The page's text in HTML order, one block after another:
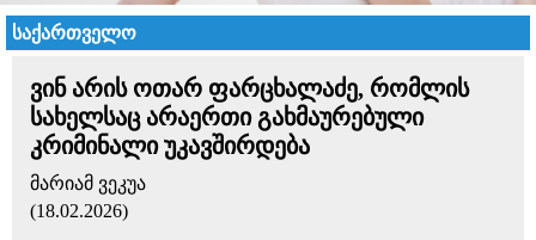
საქართველო
ვინ არის ოთარ ფარცხალაძე, რომლის
სახელსაც არაერთი გახმაურებული
კრიმინალი უკავშირდება
მარიამ ვეკუა
(18.02.2026)